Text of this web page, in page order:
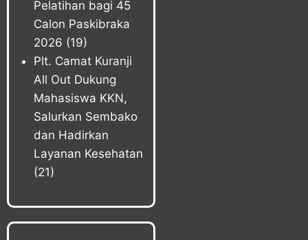
Pelatihan bagi 45
Calon Paskibraka
2026 (19)
Plt. Camat Kuranji
All Out Dukung
Mahasiswa KKN,
Salurkan Sembako
dan Hadirkan
Layanan Kesehatan
(21)